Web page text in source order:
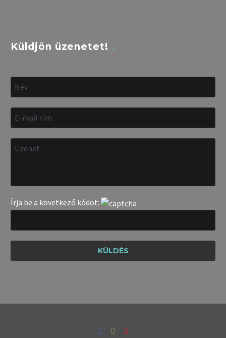
Küldjön üzenetet!
Írja be a következő kódot: